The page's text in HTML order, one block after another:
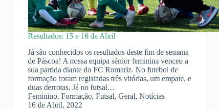
Resultados: 15 e 16 de Abril
Já são conhecidos os resultados deste fim de semana
de Páscoa! A nossa equipa sénior feminina venceu a
sua partida diante do FC Romariz. No futebol de
formação foram registadas três vitórias, um empate, e
duas derrotas. Já no futsal…
Feminino, Formação, Futsal, Geral, Notícias
16 de Abril, 2022